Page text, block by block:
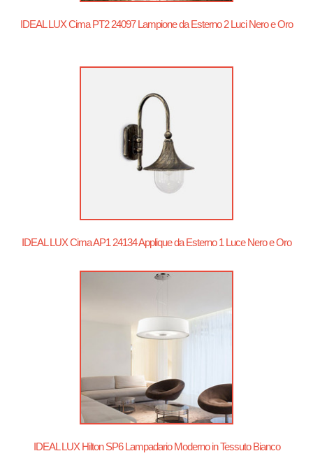
IDEAL LUX Cima PT2 24097 Lampione da Esterno 2 Luci Nero e Oro
IDEAL LUX Cima AP1 24134 Applique da Esterno 1 Luce Nero e Oro
IDEAL LUX Hilton SP6 Lampadario Moderno in Tessuto Bianco